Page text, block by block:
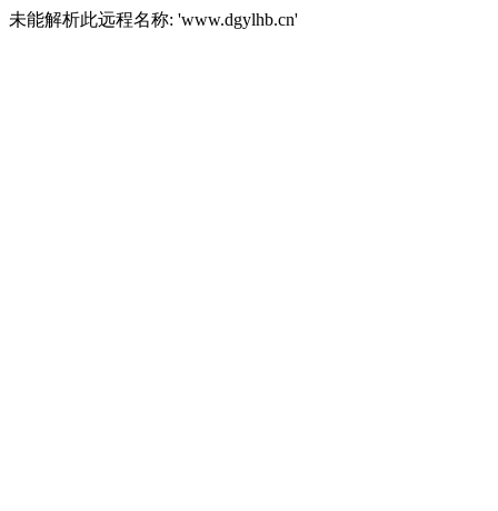
未能解析此远程名称: 'www.dgylhb.cn'